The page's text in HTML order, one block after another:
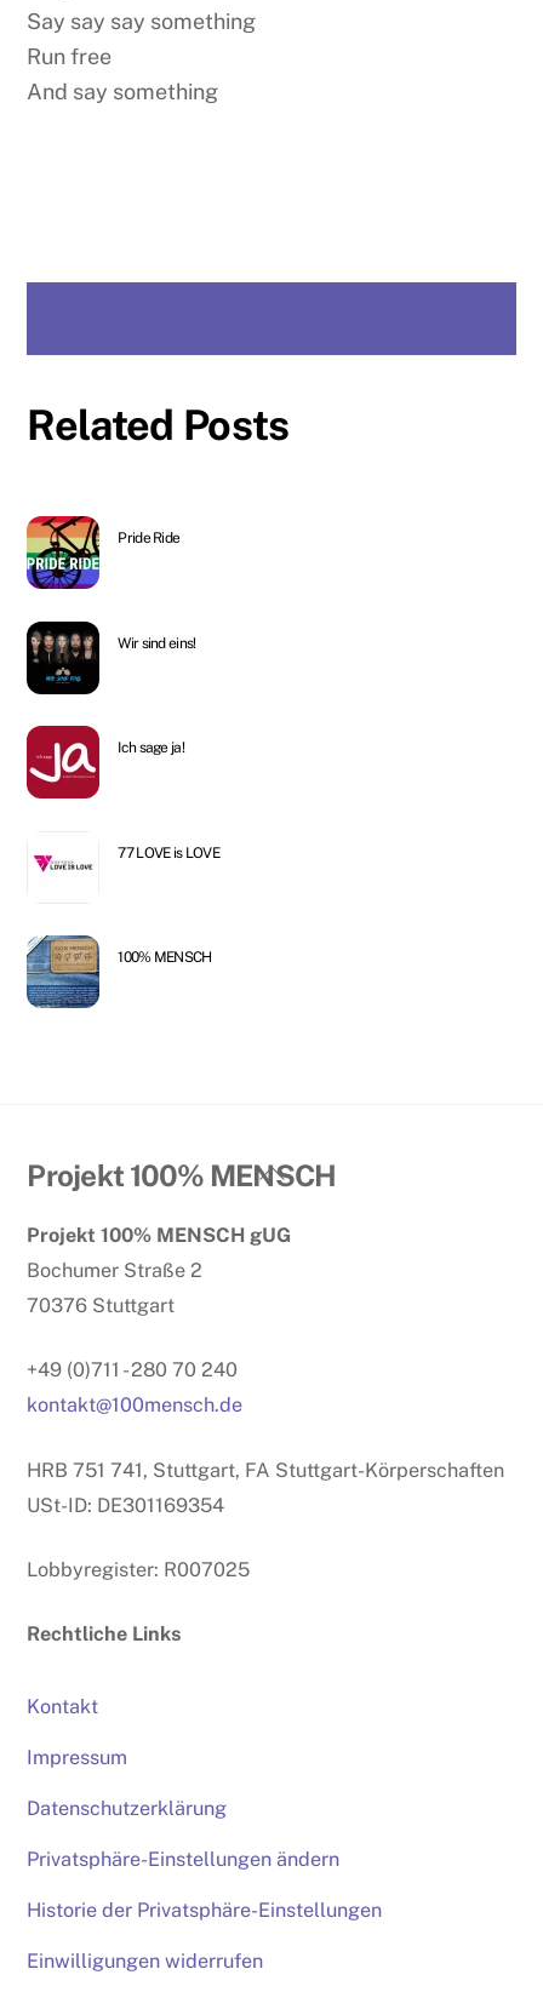
Say say say something
Run free
And say something
Related Posts
Pride Ride
Wir sind eins!
Ich sage ja!
77 LOVE is LOVE
100% MENSCH
Back
Top
Projekt 100% MENSCH
Projekt 100% MENSCH gUG
Bochumer Straße 2
70376 Stuttgart
+49 (0)711 - 280 70 240
kontakt@100mensch.de
HRB 751 741, Stuttgart, FA Stuttgart-Körperschaften
USt-ID: DE301169354
Lobbyregister: R007025
Rechtliche Links
Kontakt
Impressum
Datenschutzerklärung
Privatsphäre-Einstellungen ändern
Historie der Privatsphäre-Einstellungen
Einwilligungen widerrufen